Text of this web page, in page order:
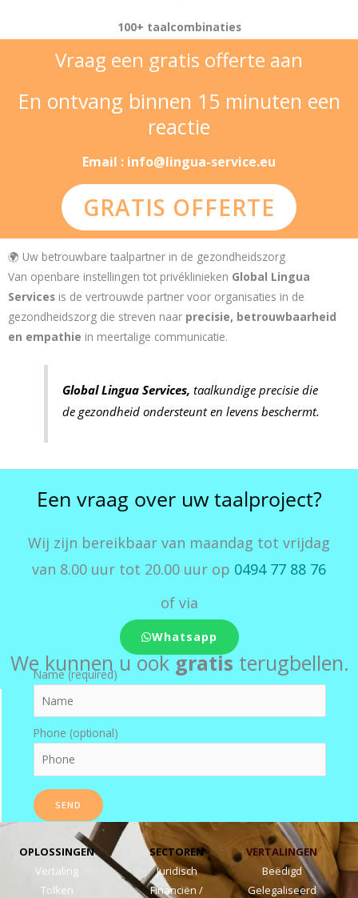
100+ taalcombinaties
Vraag een gratis offerte aan
En ontvang binnen 15 minuten een
reactie
Email : info@lingua-service.eu
GRATIS OFFERTE
🌍 Uw betrouwbare taalpartner in de gezondheidszorg
Van openbare instellingen tot privéklinieken Global Lingua
Services is de vertrouwde partner voor organisaties in de
gezondheidszorg die streven naar precisie, betrouwbaarheid
en empathie in meertalige communicatie.
Global Lingua Services, taalkundige precisie die
de gezondheid ondersteunt en levens beschermt.
Een vraag over uw taalproject?
Wij zijn bereikbaar van maandag tot vrijdag
van 8.00 uur tot 20.00 uur op 0494 77 88 76
of via
Whatsapp
We kunnen u ookgratis terugbellen.
Name (required)
Phone (optional)
OPLOSSINGEN
Vertaling
Tolken
SECTOREN
Juridisch
Financiën /
VERTALINGEN
Beëdigd
Gelegaliseerd